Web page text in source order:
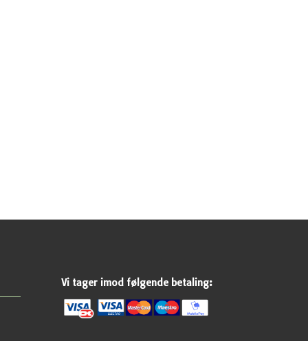
Vi tager imod følgende betaling: